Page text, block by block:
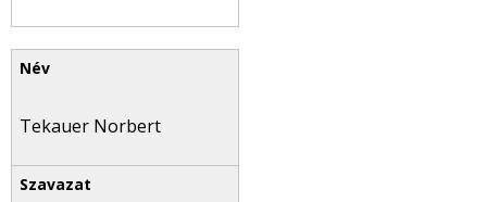
Tekauer Norbert